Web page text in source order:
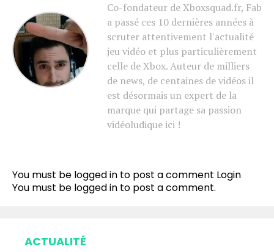
Co-fondateur de Xboxsquad.fr, Fab
a passé ces 10 dernières années à
scruter attentivement l'actualité
jeu vidéo et plus particulièrement
celle de Xbox. Auteur de milliers
de news, de centaines de vidéos il
est désormais un expert de la
marque qui partage sa passion
vidéoludique ici !
You must be logged in to post a comment Login
You must be logged in to post a comment.
ACTUALITÉ